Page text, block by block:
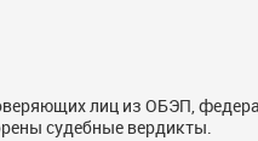
лиц из ОБЭП,
судебные вердикты.